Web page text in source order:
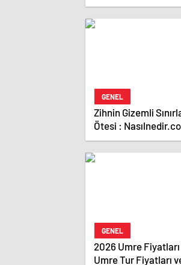
GENEL
Zihnin Gizemli
Ötesi :
GENEL
2026 Umre
Umre Tur Fiyatları